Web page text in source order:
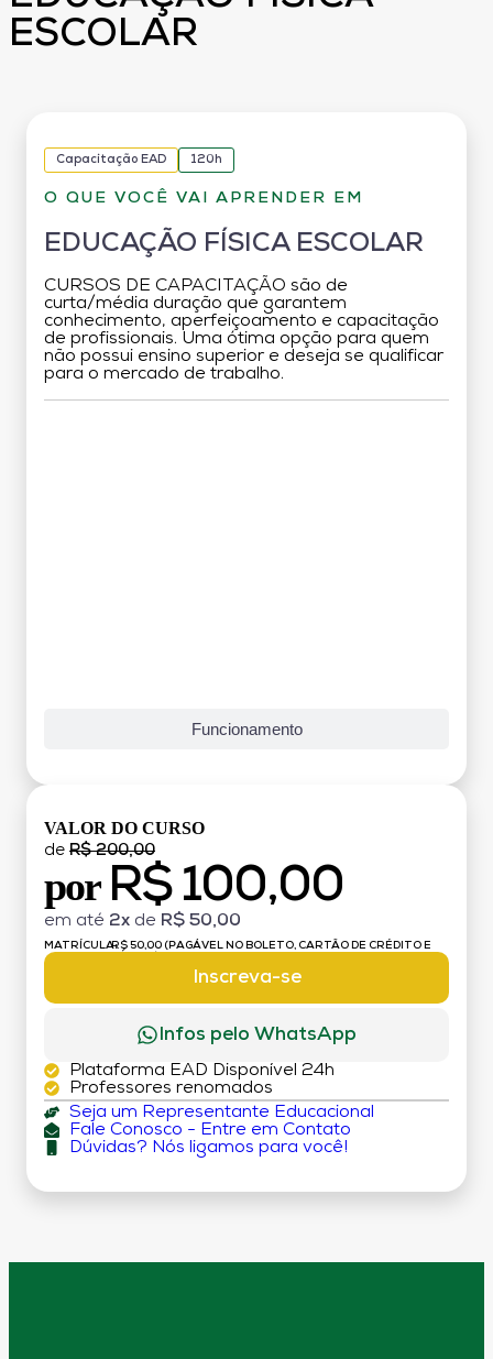
ESCOLAR
Capacitação EAD 120h
O QUE VOCÊ VAI APRENDER EM
EDUCAÇÃO FÍSICA ESCOLAR
CURSOS DE CAPACITAÇÃO são de
curta/média duração que garantem
conhecimento, aperfeiçoamento e capacitação
de profissionais. Uma ótima opção para quem
não possui ensino superior e deseja se qualificar
para o mercado de trabalho.
Funcionamento
VALOR DO CURSO
de R$ 200,00
por R$ 100,00
em até 2x de R$ 50,00
MATRÍCULA:R$ 50,00 (PAGÁVEL NO BOLETO, CARTÃO DE CRÉDITO E
Inscreva-se
Infos pelo WhatsApp
Plataforma EAD Disponível 24h
Professores renomados
Seja um Representante Educacional
Fale Conosco - Entre em Contato
Dúvidas? Nós ligamos para você!